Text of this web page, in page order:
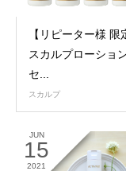
【リピーター様 限
スカルプローショ
セ...
スカルプ
JUN
15
2021